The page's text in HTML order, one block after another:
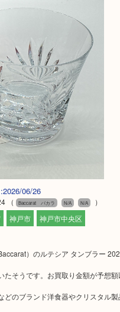
06/26
（ Baccarat バカラ N/A N/A
）
神戸市 神戸市中央区
）のルテシア タンブラー
そうです。お買取り金額が予想
のブランド洋食器やクリスタル